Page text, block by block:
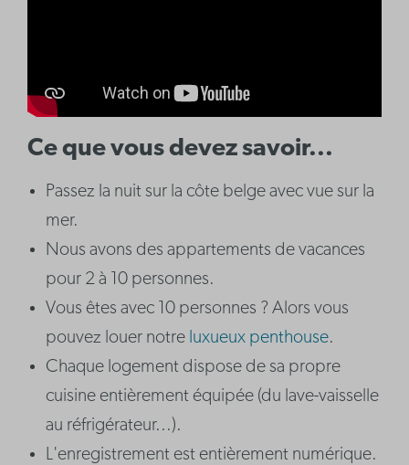
Ce que vous devez savoir...
Passez la nuit sur la côte belge avec vue sur la
mer.
Nous avons des appartements de vacances
pour 2 à 10 personnes.
Vous êtes avec 10 personnes ? Alors vous
pouvez louer notre luxueux penthouse.
Chaque logement dispose de sa propre
cuisine entièrement équipée (du lave-vaisselle
au réfrigérateur...).
L'enregistrement est entièrement numérique.